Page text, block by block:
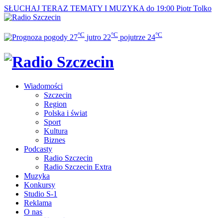
SŁUCHAJ TERAZ TEMATY I MUZYKA do 19:00 Piotr Tolko
27°C jutro 22°C pojutrze 24°C
Wiadomości
Szczecin
Region
Polska i świat
Sport
Kultura
Biznes
Podcasty
Radio Szczecin
Radio Szczecin Extra
Muzyka
Konkursy
Studio S-1
Reklama
O nas